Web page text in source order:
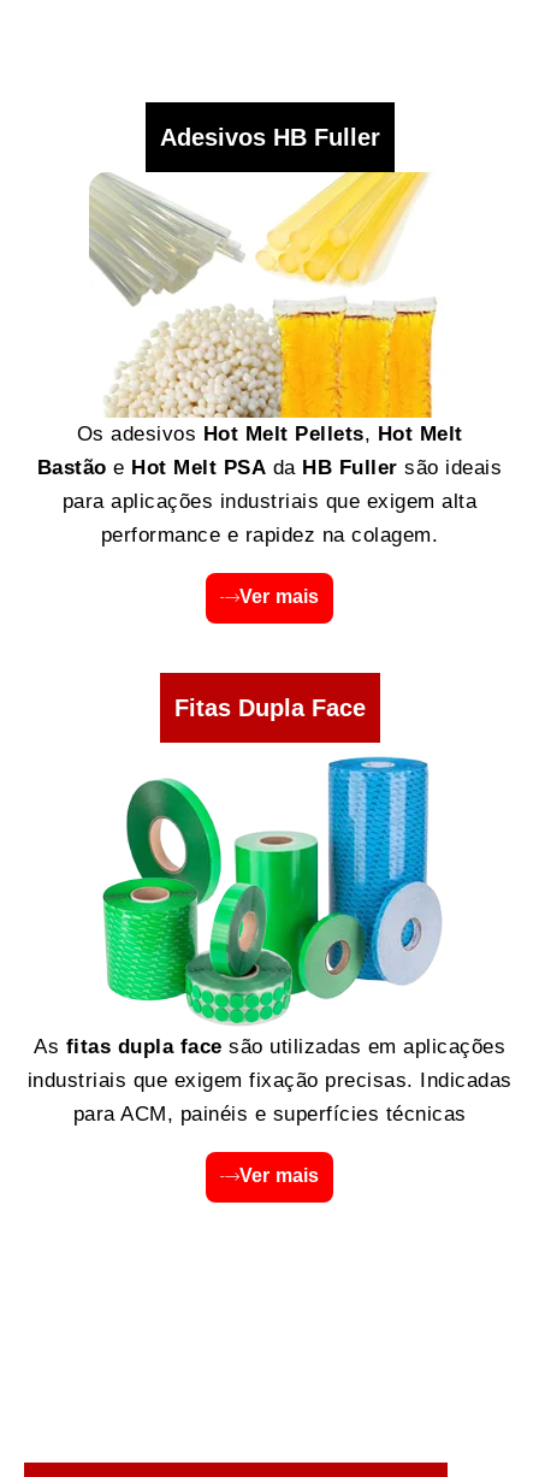
Adesivos HB Fuller
Os adesivos Hot Melt Pellets, Hot Melt
Bastão e Hot Melt PSA da HB Fuller são ideais
para aplicações industriais que exigem alta
performance e rapidez na colagem.
Ver mais
Fitas Dupla Face
As fitas dupla face são utilizadas em aplicações
industriais que exigem fixação precisas. Indicadas
para ACM, painéis e superfícies técnicas
Ver mais